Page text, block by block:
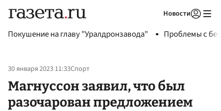
Новости
Покушение на главу "Уралдронзавода" Проблемы с
30 января 2023 11:33Спорт
Магнуссон заявил, что был
разочарован предложением